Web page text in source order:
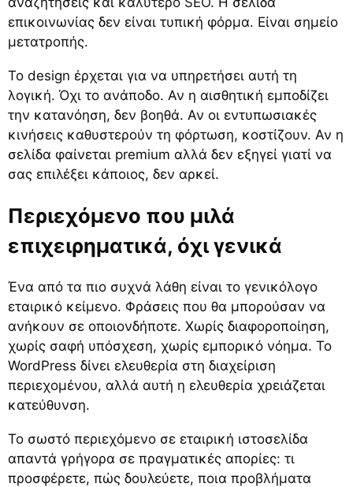
επικοινωνίας δεν είναι τυπική φόρμα. Είναι σημείο
μετατροπής.
Το design έρχεται για να υπηρετήσει αυτή τη
λογική. Όχι το ανάποδο. Αν η αισθητική εμποδίζει
την κατανόηση, δεν βοηθά. Αν οι εντυπωσιακές
κινήσεις καθυστερούν τη φόρτωση, κοστίζουν. Αν η
σελίδα φαίνεται premium αλλά δεν εξηγεί γιατί να
σας επιλέξει κάποιος, δεν αρκεί.
Περιεχόμενο που μιλά
επιχειρηματικά, όχι γενικά
Ένα από τα πιο συχνά λάθη είναι το γενικόλογο
εταιρικό κείμενο. Φράσεις που θα μπορούσαν να
ανήκουν σε οποιονδήποτε. Χωρίς διαφοροποίηση,
χωρίς σαφή υπόσχεση, χωρίς εμπορικό νόημα. Το
WordPress δίνει ελευθερία στη διαχείριση
περιεχομένου, αλλά αυτή η ελευθερία χρειάζεται
κατεύθυνση.
Το σωστό περιεχόμενο σε εταιρική ιστοσελίδα
απαντά γρήγορα σε πραγματικές απορίες: τι
προσφέρετε, πώς δουλεύετε, ποια προβλήματα